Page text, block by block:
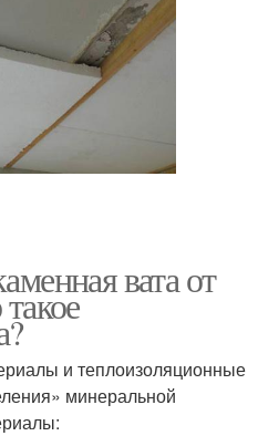
вата от
и теплоизоляционные
минеральной